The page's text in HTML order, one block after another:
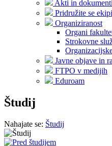
Akti in dokumenti
Pridružite se
Organiziranost
Organi
Strokovne
Javne objave in
FTPO v medijih
Eduroam
Študij
Nahajate se: Študij